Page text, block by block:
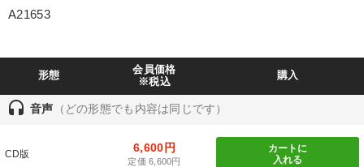
稲盛和夫 松下幸之助 心を磨く 思考法
老舗企業
※「更新」を押すと「テーマ」「キーワード」を更新いただけます。
A21653
形態
会員価格
※税込
購入
headset 音声 （どの形態でも内容は同じです）
CD版 6,600円
定価 6,600円
カートに
入れる